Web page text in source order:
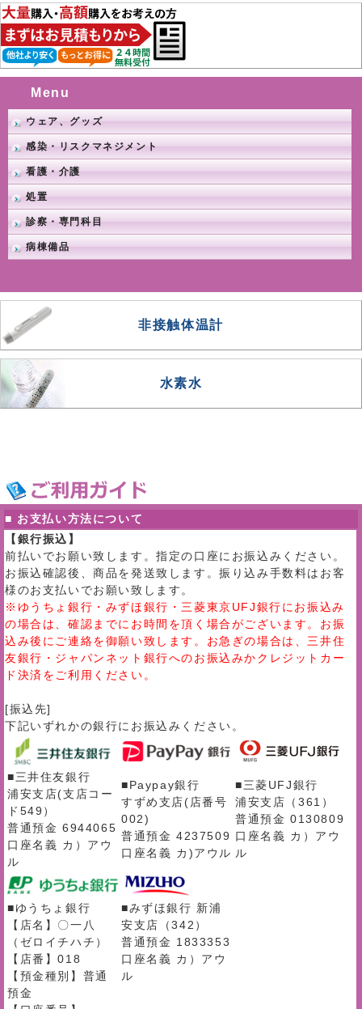
Menu
ウェア、グッズ
感染・リスクマネジメント
看護・介護
処置
診察・専門科目
病棟備品
非接触体温計
水素水
■ お支払い方法について
【銀行振込】
前払いでお願い致します。指定の口座にお振込みください。
お振込確認後、商品を発送致します。振り込み手数料はお客
様のお支払いでお願い致します。
※ゆうちょ銀行・みずほ銀行・三菱東京UFJ銀行にお振込み
の場合は、確認までにお時間を頂く場合がございます。お振
込み後にご連絡を御願い致します。お急ぎの場合は、三井住
友銀行・ジャパンネット銀行へのお振込みかクレジットカー
ド決済をご利用ください。
[振込先]
下記いずれかの銀行にお振込みください。
■三井住友銀行
浦安支店(支店コー
ド549）
普通預金 6944065
口座名義 カ）アウ
ル
■Paypay銀行
すずめ支店(店番号
002)
普通預金 4237509
口座名義 カ)アウル
■三菱UFJ銀行
浦安支店（361）
普通預金 0130809
口座名義 カ）アウ
ル
■ゆうちょ銀行
【店名】〇一八
（ゼロイチハチ）
【店番】018
【預金種別】普通
預金
■みずほ銀行 新浦
安支店（342）
普通預金 1833353
口座名義 カ）アウ
ル